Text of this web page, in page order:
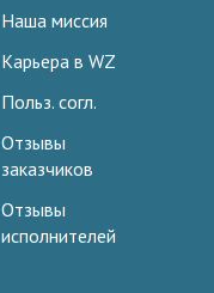
Наша миссия
Карьера в WZ
Польз. согл.
Отзывы
заказчиков
Отзывы
исполнителей